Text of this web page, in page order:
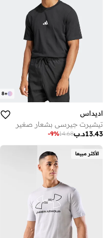
+
8
اديداس
تيشيرت جيرسي بشعار صغير
د.ب13.43
14.68
-9%
الأكثر مبيعا